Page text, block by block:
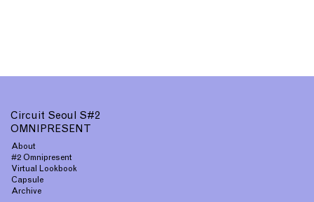
Circuit Seoul S#2
OMNIPRESENT
About
#2 Omnipresent
Virtual Lookbook
Capsule
Archive